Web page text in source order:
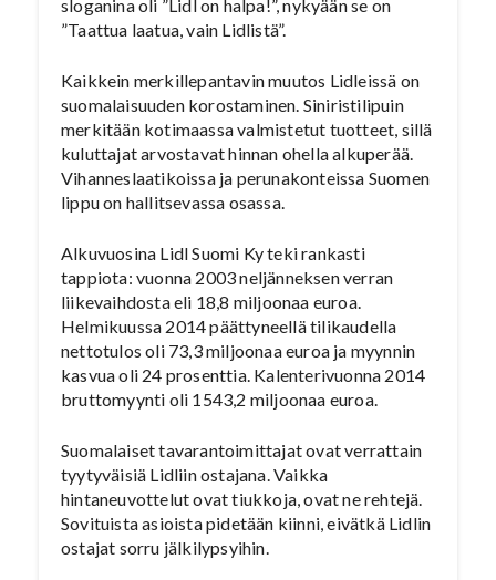
sloganina oli ”Lidl on halpa!”, nykyään se on
”Taattua laatua, vain Lidlistä”.
Kaikkein merkillepantavin muutos Lidleissä on
suomalaisuuden korostaminen. Siniristilipuin
merkitään kotimaassa valmistetut tuotteet, sillä
kuluttajat arvostavat hinnan ohella alkuperää.
Vihanneslaatikoissa ja perunakonteissa Suomen
lippu on hallitsevassa osassa.
Alkuvuosina Lidl Suomi Ky teki rankasti
tappiota: vuonna 2003 neljänneksen verran
liikevaihdosta eli 18,8 miljoonaa euroa.
Helmikuussa 2014 päättyneellä tilikaudella
nettotulos oli 73,3 miljoonaa euroa ja myynnin
kasvua oli 24 prosenttia. Kalenterivuonna 2014
bruttomyynti oli 1543,2 miljoonaa euroa.
Suomalaiset tavarantoimittajat ovat verrattain
tyytyväisiä Lidliin ostajana. Vaikka
hintaneuvottelut ovat tiukkoja, ovat ne rehtejä.
Sovituista asioista pidetään kiinni, eivätkä Lidlin
ostajat sorru jälkilypsyihin.